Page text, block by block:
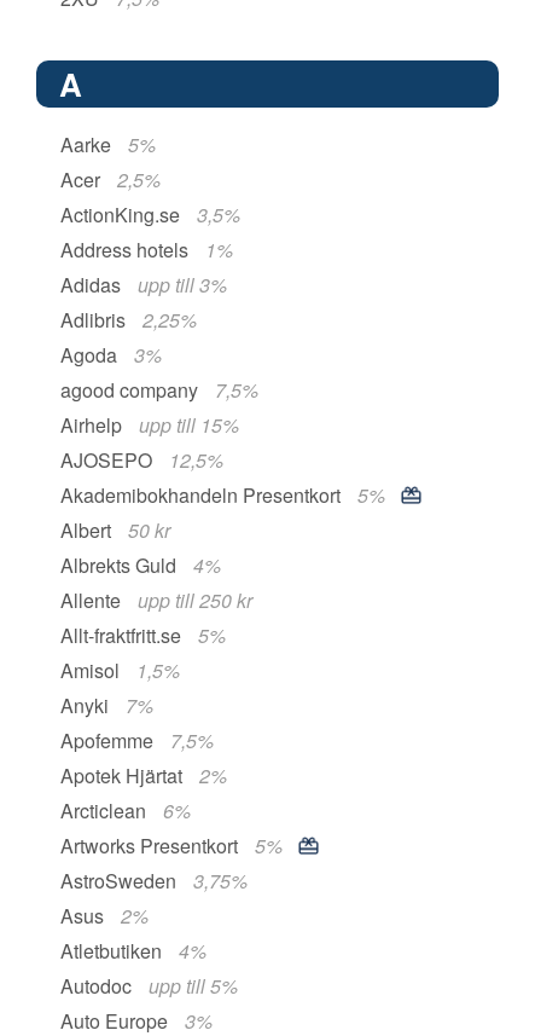
A
Aarke
5%
Acer
2,5%
ActionKing.se
3,5%
Address hotels
1%
Adidas
upp till 3%
Adlibris
2,25%
Agoda
3%
agood company
7,5%
Airhelp
upp till 15%
AJOSEPO
12,5%
Akademibokhandeln Presentkort
5%
Albert
50 kr
Albrekts Guld
4%
Allente
upp till 250 kr
Allt-fraktfritt.se
5%
Amisol
1,5%
Anyki
7%
Apofemme
7,5%
Apotek Hjärtat
2%
Arcticlean
6%
Artworks Presentkort
5%
AstroSweden
3,75%
Asus
2%
Atletbutiken
4%
Autodoc
upp till 5%
Auto Europe
3%